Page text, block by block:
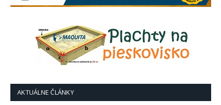
AKTUÁLNE ČLÁNKY